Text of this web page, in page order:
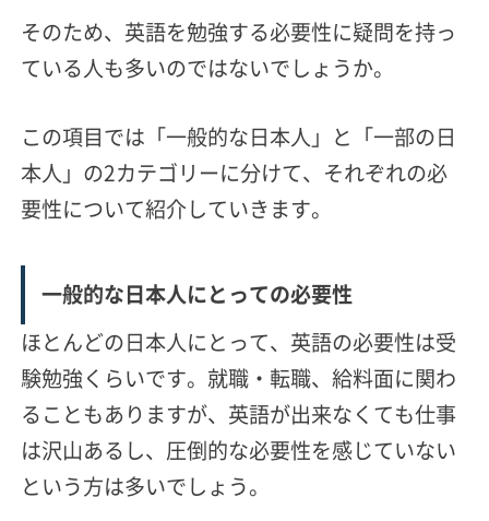
そのため、英語を勉強する必要性に疑問を持っ
ている人も多いのではないでしょうか。
この項目では「一般的な日本人」と「一部の日
本人」の2カテゴリーに分けて、それぞれの必
要性について紹介していきます。
一般的な日本人にとっての必要性
ほとんどの日本人にとって、英語の必要性は受
験勉強くらいです。就職・転職、給料面に関わ
ることもありますが、英語が出来なくても仕事
は沢山あるし、圧倒的な必要性を感じていない
という方は多いでしょう。